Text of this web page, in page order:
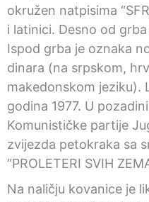
okružen natpisima
i latinici. Desno od
Ispod grba je oznaka
dinara (na srpskom,
makedonskom jeziku).
godina 1977. U
Komunističke partije
zvijezda petokraka sa
“PROLETERI SVIH
Na naličju kovanice je